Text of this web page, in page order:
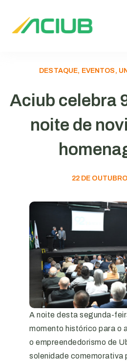
DESTAQUE, EVENTOS,
Aciub celebra
noite de
22 DE
A noite desta segunda-
momento histórico para o
o empreendedorismo de
solenidade comemorativa